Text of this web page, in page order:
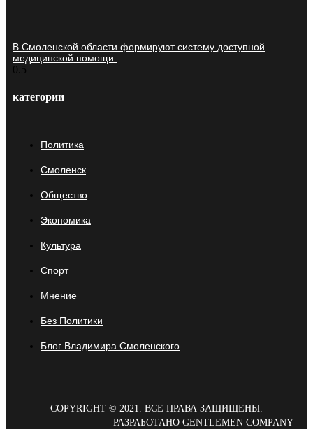
В Смоленской области формируют систему доступной
медицинской помощи.
категории
Политика
Смоленск
Общество
Экономика
Культура
Спорт
Мнение
Без Политики
Блог Владимира Смоленского
COPYRIGHT © 2021. ВСЕ ПРАВА ЗАЩИЩЕНЫ.
РАЗРАБОТАНО GENTLEMEN COMPANY